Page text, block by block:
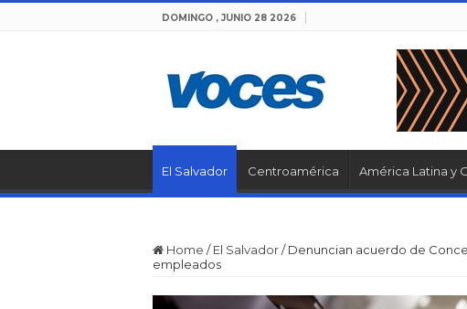
DOMINGO , JUNIO 28 2026
El Salvador Centroamérica América Latina y
Home / El Salvador/ Denuncian acuerdo de
empleados